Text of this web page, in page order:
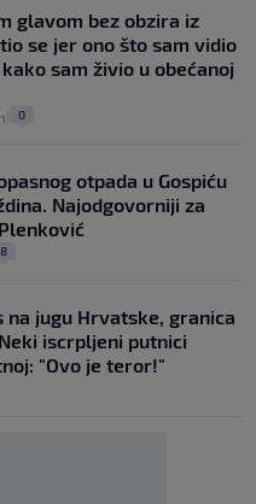
glavom bez obzira iz
se jer ono što sam vidio
sam živio u obećanoj
0
otpada u Gospiću
Najodgovorniji za
8
na jugu Hrvatske, granica
iscrpljeni putnici
"Ovo je teror!"